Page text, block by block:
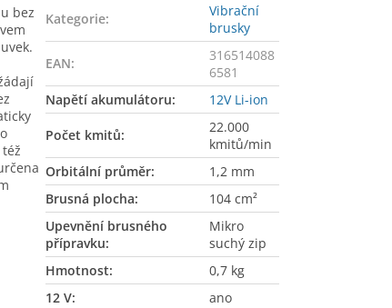
bez
Kategorie:
Vibrační
brusky
EAN:
316514088
6581
Napětí akumulátoru: 12V Li-ion
Počet kmitů:
22.000
kmitů/min
Orbitální průměr:
1,2 mm
Brusná plocha:
104 cm²
Upevnění brusného
přípravku:
Mikro
suchý zip
Hmotnost:
0,7 kg
12 V:
ano